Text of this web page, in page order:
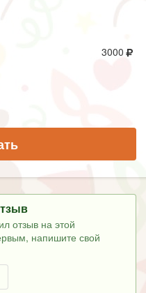
3000
отзыв на этой
напишите свой